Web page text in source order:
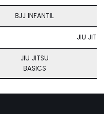
BJJ INFANTIL
JIU
JIU JITSU
BASICS